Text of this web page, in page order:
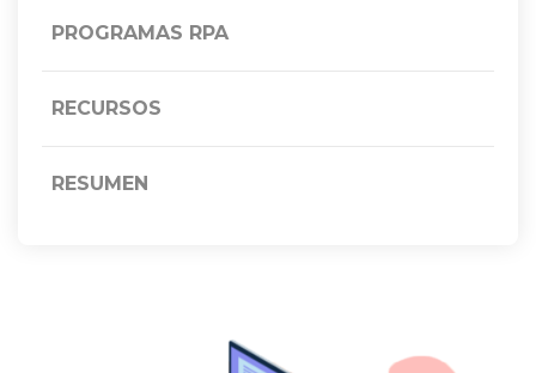
PROGRAMAS RPA
RECURSOS
RESUMEN